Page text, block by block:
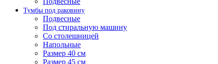
Тумбы под раковину
Подвесные
Под стиральную машину
Со столешницей
Напольные
Размер 40 см
Размер 45 см